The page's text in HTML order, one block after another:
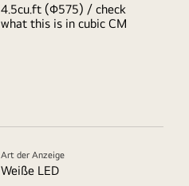
4.5cu.ft (Φ575) / check
what this is in cubic CM
Art der Anzeige
Weiße LED